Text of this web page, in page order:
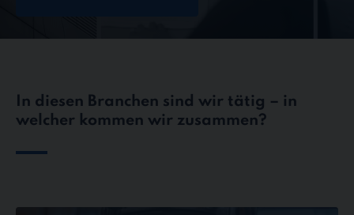
In diesen Branchen sind wir tätig – in
welcher kommen wir zusammen?